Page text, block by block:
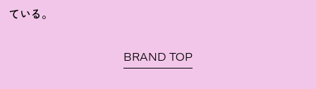
ている。
BRAND TOP